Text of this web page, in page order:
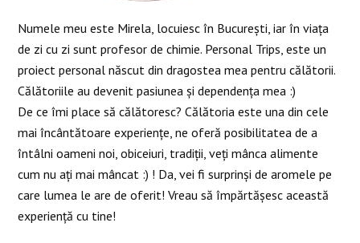
Numele meu este Mirela, locuiesc în București, iar în viața
de zi cu zi sunt profesor de chimie. Personal Trips, este un
proiect personal născut din dragostea mea pentru călătorii.
Călătoriile au devenit pasiunea și dependența mea :)
De ce îmi place să călătoresc? Călătoria este una din cele
mai încântătoare experiențe, ne oferă posibilitatea de a
întâlni oameni noi, obiceiuri, tradiții, veți mânca alimente
cum nu ați mai mâncat :) ! Da, vei fi surprinși de aromele pe
care lumea le are de oferit! Vreau să împărtășesc această
experiență cu tine!